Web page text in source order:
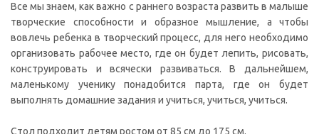
Все мы знаем, как важно с раннего возраста развить в малыше
творческие способности и образное мышление, а чтобы
вовлечь ребенка в творческий процесс, для него необходимо
организовать рабочее место, где он будет лепить, рисовать,
конструировать и всячески развиваться. В дальнейшем,
маленькому ученику понадобится парта, где он будет
выполнять домашние задания и учиться, учиться, учиться.
Стол подходит детям ростом от 85 см до 175 см.